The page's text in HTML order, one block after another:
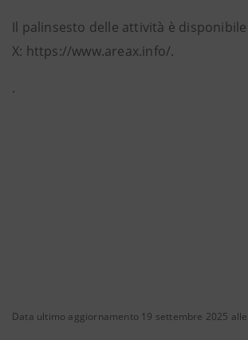
Il palinsesto delle attività è
X: https://www.areax.info/.
.
Data ultimo aggiornamento 19 settembre 2025